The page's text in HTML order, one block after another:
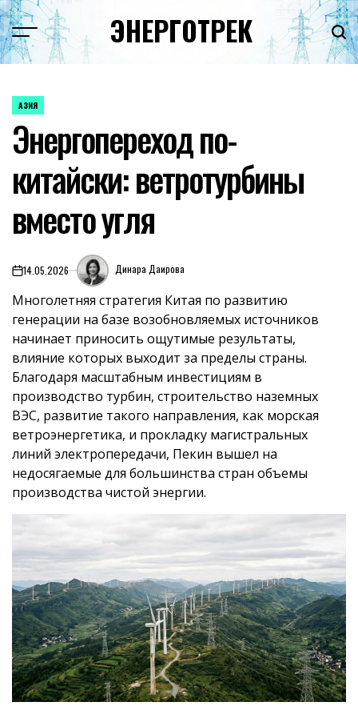
Перейти
к
содержимому
ЭНЕРГОТРЕК
ОПУБЛИКОВАНО
АЗИЯ
Энергопереход по-
китайски: ветротурбины
вместо угля
on14.05.2026 Динара Даирова
Многолетняя стратегия Китая по развитию
генерации на базе возобновляемых источников
начинает приносить ощутимые результаты,
влияние которых выходит за пределы страны.
Благодаря масштабным инвестициям в
производство турбин, строительство наземных
ВЭС, развитие такого направления, как морская
ветроэнергетика, и прокладку магистральных
линий электропередачи, Пекин вышел на
недосягаемые для большинства стран объемы
производства чистой энергии.